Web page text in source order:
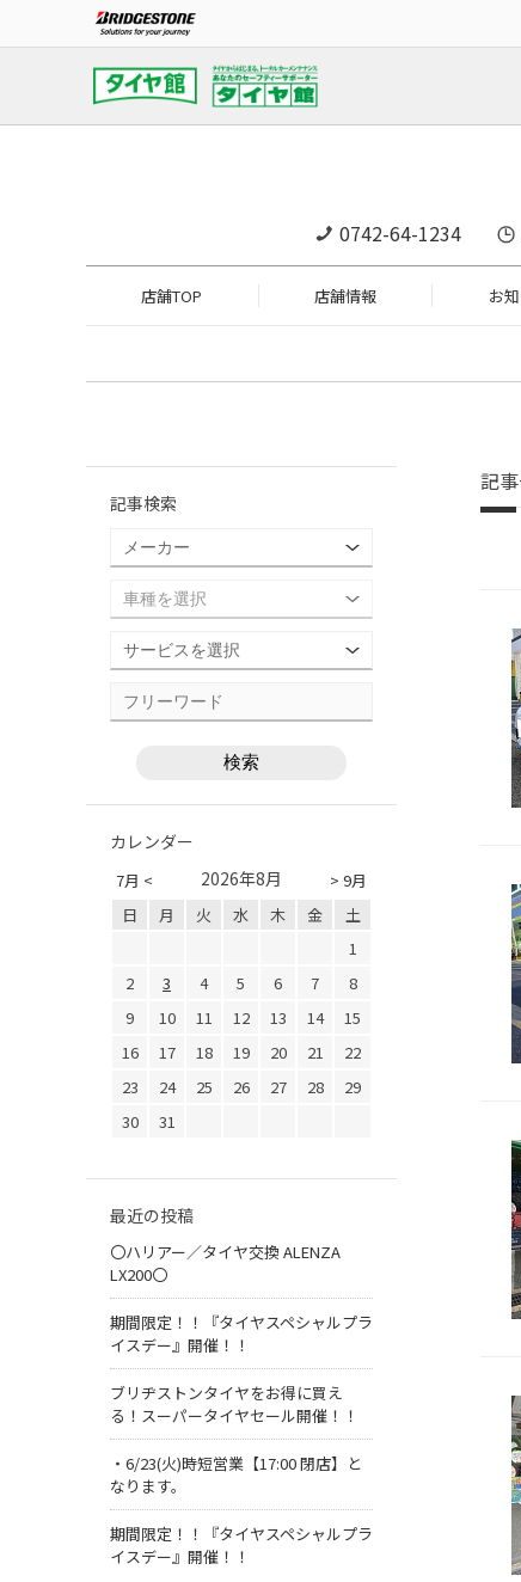
0742-64-1234
店舗TOP 店舗情報 お
記
記事検索
カレンダー
7月 < > 9月
2026年8月
日 月 火 水 木 金
土
1
2
3 4 5 6 7
8
9
10 11 12 13 14
15
16
17 18 19 20 21
22
23
24 25 26 27 28
29
30
31
最近の投稿
〇ハリアー／タイヤ交換 ALENZA
LX200〇
期間限定！！『タイヤスペシャルプラ
イスデー』開催！！
ブリヂストンタイヤをお得に買え
る！スーパータイヤセール開催！！
・6/23(火)時短営業【17:00 閉店】と
なります。
期間限定！！『タイヤスペシャルプラ
イスデー』開催！！